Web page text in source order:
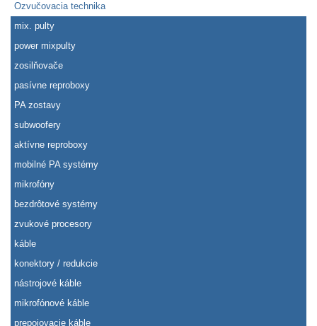
Ozvučovacia technika
mix. pulty
power mixpulty
zosilňovače
pasívne reproboxy
PA zostavy
subwoofery
aktívne reproboxy
mobilné PA systémy
mikrofóny
bezdrôtové systémy
zvukové procesory
káble
konektory / redukcie
nástrojové káble
mikrofónové káble
prepojovacie káble